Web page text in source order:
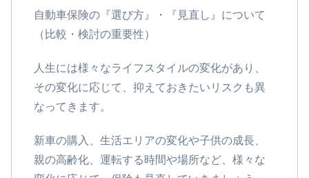
自動車保険の『選び方』・『見直し』について
（比較・検討の重要性）
人生には様々なライフスタイルの変化があり、
その変化に応じて、抑えておきたいリスクも異
なってきます。
新車の購入、生活エリアの変化や子供の成長、
親の高齢化、運転する時間や場所など、様々な